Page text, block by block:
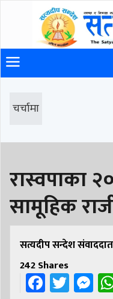
चर्चामा
रास्वपाका
सामूहिक
सत्यदीप सन्देश
242Shares